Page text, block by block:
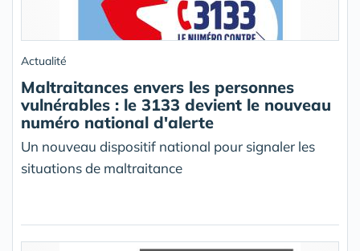
Actualité
Maltraitances envers les personnes
vulnérables : le 3133 devient le nouveau
numéro national d'alerte
Un nouveau dispositif national pour signaler les
situations de maltraitance